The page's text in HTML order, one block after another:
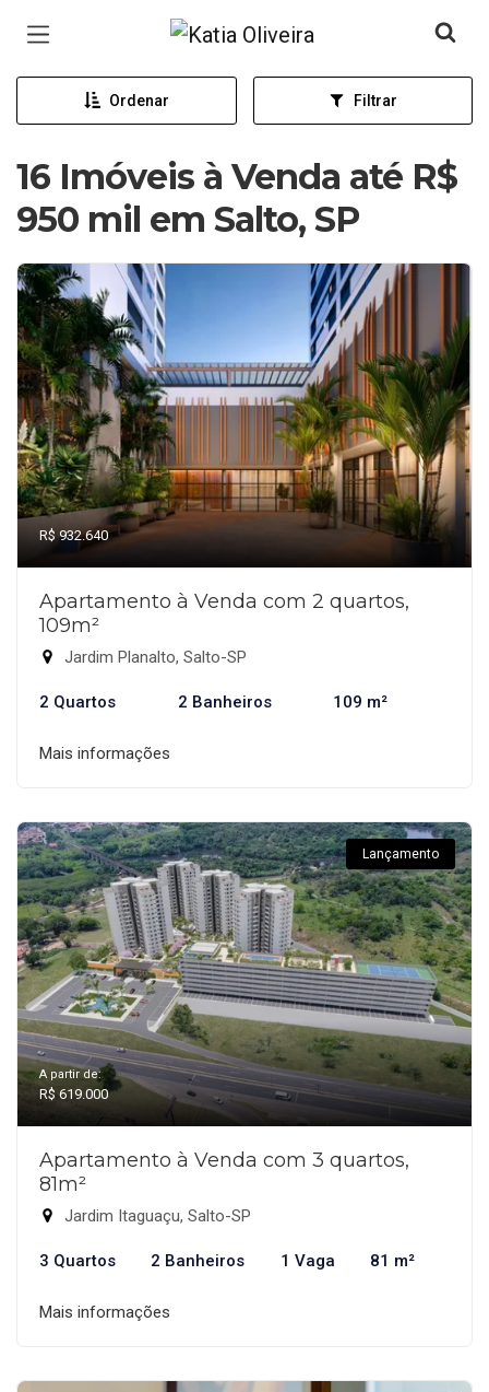
Página inicial
Ordenar Filtrar
16 Imóveis à Venda até R$
950 mil em Salto, SP
R$ 932.640
Apartamento à Venda com 2 quartos,
109m²
Jardim Planalto, Salto-SP
2 Quartos 2 Banheiros 109 m²
Mais informações
Lançamento
A partir de:
R$ 619.000
Apartamento à Venda com 3 quartos,
81m²
Jardim Itaguaçu, Salto-SP
3 Quartos 2 Banheiros 1 Vaga 81 m²
Mais informações